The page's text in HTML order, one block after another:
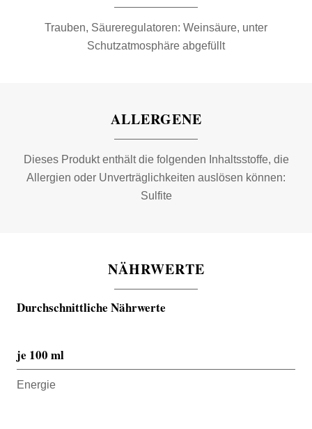
Trauben, Säureregulatoren: Weinsäure, unter
Schutzatmosphäre abgefüllt
ALLERGENE
Dieses Produkt enthält die folgenden Inhaltsstoffe, die
Allergien oder Unverträglichkeiten auslösen können:
Sulfite
NÄHRWERTE
Durchschnittliche Nährwerte
je 100 ml
Energie